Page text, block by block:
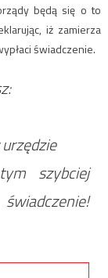
będą się o to
iż zamierza
świadczenie.
szybciej